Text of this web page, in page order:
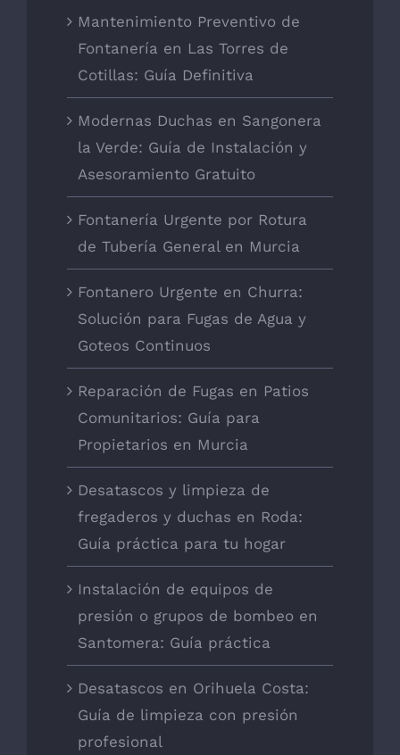
Mantenimiento Preventivo de
Fontanería en Las Torres de
Cotillas: Guía Definitiva
Modernas Duchas en Sangonera
la Verde: Guía de Instalación y
Asesoramiento Gratuito
Fontanería Urgente por Rotura
de Tubería General en Murcia
Fontanero Urgente en Churra:
Solución para Fugas de Agua y
Goteos Continuos
Reparación de Fugas en Patios
Comunitarios: Guía para
Propietarios en Murcia
Desatascos y limpieza de
fregaderos y duchas en Roda:
Guía práctica para tu hogar
Instalación de equipos de
presión o grupos de bombeo en
Santomera: Guía práctica
Desatascos en Orihuela Costa:
Guía de limpieza con presión
profesional